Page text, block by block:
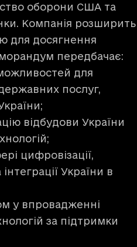
оборони США та
Компанія розширить
для досягнення
передбачає:
для
послуг,
відбудови України
цифровізації,
України в
у впровадженні
за підтримки